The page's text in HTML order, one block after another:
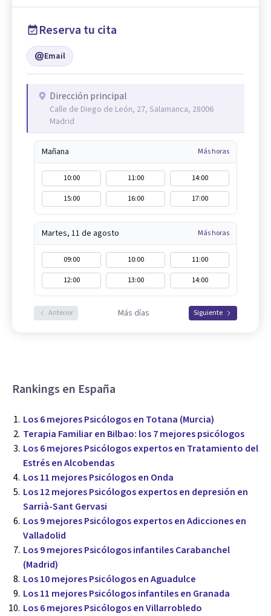
Reserva tu cita
Email
Dirección principal
Calle de Diego de León, 27, Salamanca, 28006
Madrid
Mañana Más horas
10:00 11:00
14:00
15:00
16:00 17:00
Martes, 11 de agosto Más horas
09:00 10:00
11:00
12:00
13:00 14:00
Anterior Más días Siguiente
Rankings en España
Los 6 mejores Psicólogos en Totana (Murcia)
Terapia Familiar en Bilbao: los 7 mejores psicólogos
Los 6 mejores Psicólogos expertos en Tratamiento del
Estrés en Alcobendas
Los 11 mejores Psicólogos en Onda
Los 12 mejores Psicólogos expertos en depresión en
Sarrià-Sant Gervasi
Los 9 mejores Psicólogos expertos en Adicciones en
Valladolid
Los 9 mejores Psicólogos infantiles Carabanchel
(Madrid)
Los 10 mejores Psicólogos en Aguadulce
Los 11 mejores Psicólogos infantiles en Granada
Los 6 mejores Psicólogos en Villarrobledo